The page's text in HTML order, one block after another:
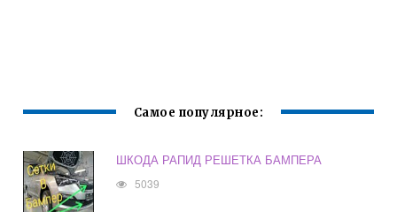
Самое популярное:
ШКОДА РАПИД РЕШЕТКА БАМПЕРА
5039